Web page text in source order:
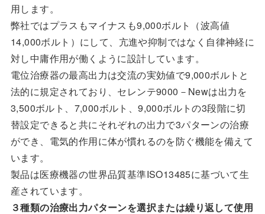
用します。
弊社ではプラスもマイナスも9,000ボルト（波高値
14,000ボルト）にして、亢進や抑制ではなく自律神経に
対し中庸作用が働くように設計しています。
電位治療器の最高出力は交流の実効値で9,000ボルトと
法的に規定されており、セレンテ9000－Newは出力を
3,500ボルト、7,000ボルト、9,000ボルトの3段階に切
替設定できると共にそれぞれの出力で3パターンの治療
ができ、電気的作用に体が慣れるのを防ぐ機能を備えて
います。
製品は医療機器の世界品質基準ISO13485に基づいて生
産されています。
３種類の治療出力パターンを選択または繰り返して使用